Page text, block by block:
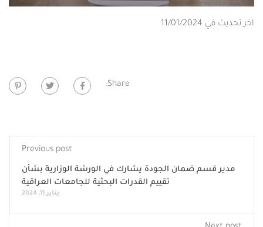
اخر تحديث في 11/01/2024
Share:
Previous post
مدير قسم ضمان الجودة يشارك في الورشة الوزارية بشأن
تقييم القدرات البحثية للجامعات العراقية
يناير 11, 2024